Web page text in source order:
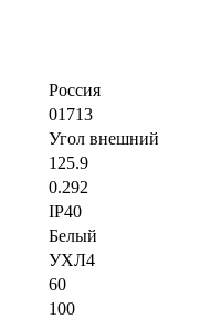
Россия
01713
Угол внешний
125.9
0.292
IP40
Белый
УХЛ4
60
100